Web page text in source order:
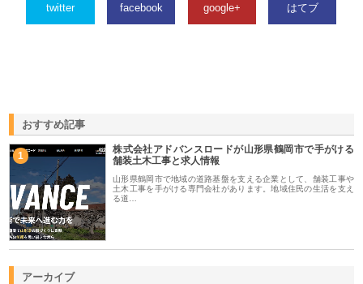
twitter facebook google+ はてブ
おすすめ記事
1
株式会社アドバンスロードが山形県鶴岡市で手がける
舗装土木工事と求人情報
山形県鶴岡市で地域の道路基盤を支える企業として、舗装工事や
土木工事を手がける専門会社があります。地域住民の生活を支え
る道…
アーカイブ